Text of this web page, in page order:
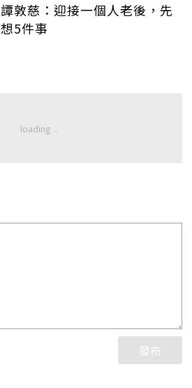
譚敦慈：迎接一個人老後，先
想5件事
發布